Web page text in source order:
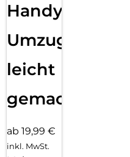
Handy
Umzug
leicht
gemacht!
ab 19,99 €
inkl. MwSt.